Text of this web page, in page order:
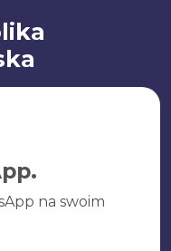
na swoim